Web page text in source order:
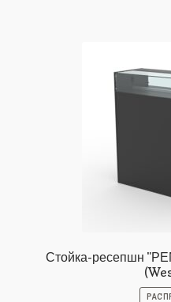
Стойка-ресепшн